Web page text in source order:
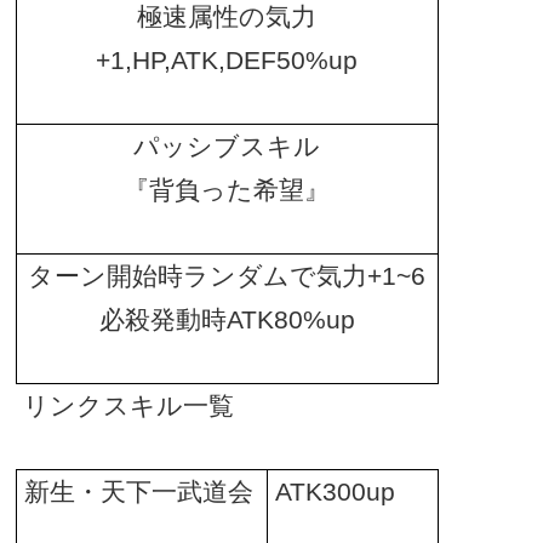
極速属性の気力
+1,HP,ATK,DEF50%up
パッシブスキル
『背負った希望』
ターン開始時ランダムで気力+1~6
必殺発動時ATK80%up
リンクスキル一覧
新生・天下一武道会 ATK300up